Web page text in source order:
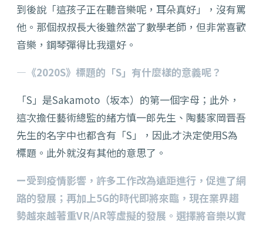
到後說「這孩子正在聽音樂呢，耳朵真好」，沒有罵
他。那個叔叔長大後雖然當了數學老師，但非常喜歡
音樂，鋼琴彈得比我還好。
―《2020S》標題的「S」有什麼樣的意義呢？
「S」是Sakamoto（坂本）的第一個字母；此外，
這次擔任藝術總監的緒方慎一郎先生、陶藝家岡晋吾
先生的名字中也都含有「S」，因此才決定使用S為
標題。此外就沒有其他的意思了。
ー受到疫情影響，許多工作改為遠距進行，促進了網
路的發展；再加上5G的時代即將來臨，現在業界趨
勢越來越著重VR/AR等虛擬的發展。選擇將音樂以實